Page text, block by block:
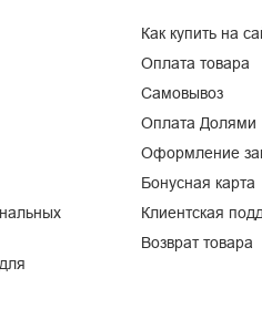
Как купить на
Оплата товара
Самовывоз
Оплата Долями
Оформление
Бонусная карта
Клиентская
Возврат товара